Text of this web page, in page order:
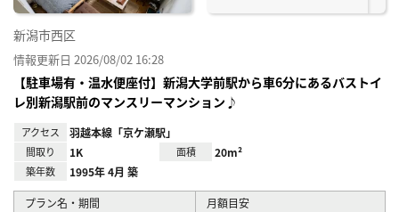
新潟市西区
情報更新日 2026/08/02 16:28
【駐車場有・温水便座付】新潟大学前駅から車6分にあるバストイ
レ別新潟駅前のマンスリーマンション♪
アクセス 羽越本線「京ケ瀬駅」
間取り 1K 面積 20m²
築年数 1995年 4月 築
プラン名・期間 月額目安